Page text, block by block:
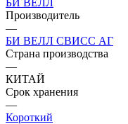
Производитель
—
БИ ВЕЛЛ СВИСС АГ
Страна производства
—
КИТАЙ
Срок хранения
—
Короткий